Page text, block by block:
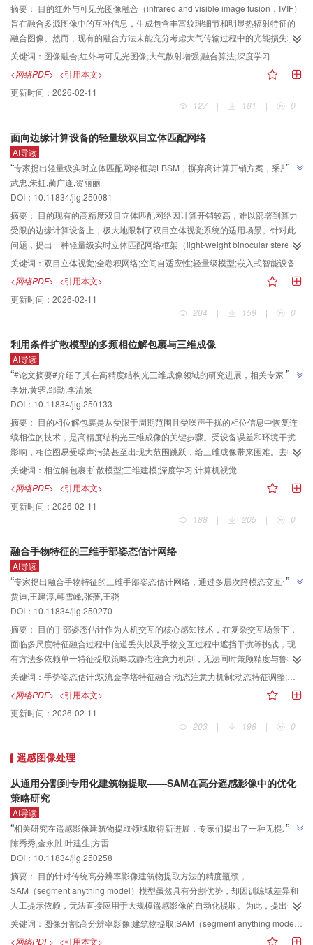
语义丰富性方面的有效性。定性分析表明，该方法在提升描述的时序连贯性和
语义表达能力方面表现优异。结论本文方法有效提升了视频描述模型在复杂动
态环境下的目标语义连续性建模能力，并通过无监督的自适应关键轨迹聚焦学
习方法改善了注意力机制对视频与文本语义关联的能力。
摘要： 目的红外与可见光图像融合（infrared and visible image fusion，IVIF）
旨在融合多源图像中的互补信息，生成包含丰富纹理细节和明显热辐射特征的
融合图像。然而，现有的融合方法未能充分考虑大气传输过程中的光能损失和
散射效应，这对图像质量产生了不利影响，尤其是在光照变化显著的复杂场景
中。方法为克服这一问题，提出一种创新的IVIF框架，将大气散射物理模型与频
域特征组件相结合，精确预测并估计大气散射模型中的关键物理参数——传输
图和大气光。通过这一框架，增强可见光图像，减轻散射和能量衰减的影响。
此外，结合傅里叶变换与空间通道注意力机制，选择性地增强频域中的幅度和
TNO（TNO multiband image data collection）、M3FD（multi-modal fusion
face detection）和VT5000（RGB-T salient object detection dataset
VT5000） 4个公开数据集以及1个极端场景有雾数据集AWMM-100K（all-
weather multi-modality image fusion 100K benchmark）上的实验评估显示，
本文方法在复杂场景中的融合效果优于现有方法，融合图像具有清晰的目标轮
廓和高视觉质量。在定量评估中，与其他深度学习方法相比，本文方法在信息
熵、标准差、空间频率、平均梯度、峰值信噪比和相关系数6项指标上均值分别
提升7.44%、44.22%、97.89%、91.01%、59.15%和83.68%，表明该方法在
目标检测等高层次视觉任务中具有显著优势。结论本研究将传统大气散射模型
度和细节保真度，具有重要的实际应用价值。该方法能够有效减轻大气散射带
来的负面影响，提升图像质量，适用于复杂动态环境中的实际应用，如目标识
别、自动驾驶、遥感监测和安防监控等任务，在实际应用中展现出强大的潜
关键词： 图像融合;红外与可见光图像;大气散射增强;融合算法;深度学习
<网络PDF> <引用本文>
更新时间： 2026-02-11
127
| 181 | 0
面向边缘计算设备的轻量级双目立体匹配网络
AI导读
“专家提出轻量级实时立体匹配网络框架LBSM，摒弃高计算开销方案，采用2D
卷积与轻量化通道注意力机制等，降低计算开销，提升准确性，为边缘计算设
备部署双目立体视觉系统提供新方案。
”
武忠,朱虹,蔺广逢,贺丽丽
DOI：10.11834/jig.250081
摘要： 目的现有的高精度双目立体匹配网络因计算开销较高，难以部署到算力
受限的边缘计算设备上，极大地限制了双目立体视觉系统的适用场景。针对此
问题，提出一种轻量级实时立体匹配网络框架（light-weight binocular stereo
matching framework， LBSM）。方法首先，摒弃了高计算开销的“4D代价体 +
3D卷积”的主流方案，仅采用2D卷积与轻量化通道注意力机制构建了高效的融
合注意力（merged attention， MA）代价聚合模块，在降低计算开销的同时减
少了信息丢失，使得代价聚合过程更加高效；其次，提出空间自适应视差传播
（adaptive disparity propagation， ADP）策略以替代双线性插值，以极低的
端点误差和1像素误差分别降低了21.54%和20.73%，揭示了视差上采样策略在
轻量级模型中的重要性。在上述方法的基础上，构建了仅依赖2D卷积、无需任
何3D卷积层的轻量级模型框架LBSM，通过简单配置即可生成系列模型。结果
实验结果表明，所提模型在大型数据集Scene Flow上以更低的计算开销取得了
更高的准确性（LBSM-L以68.5%的“乘法—累加”操作数取得了明显高于
BGNet（bilateral grid learning network）的准确性），而且在真实道路场景数
据集KITTI 2012（Karlsruhe Institute of Technology and Toyota Technological
Institute at Chicago）和KITTI 2015上分别取得了低至2.41%和2.52%的错误
率，显著优于ADCPNet（adaptive disparity candidates prediction
级立体匹配模型。此外，在嵌入式AI（artificial intelligence）硬件平台上的部
署实测显示，模型处理速度达4.59～20.29帧/s。结论LBSM在计算开销与准确
性之间实现了更好的权衡，能够在低算力边缘计算设备上实时完成双目立体匹
关键词： 双目立体视觉;全卷积网络;空间自适应性;轻量级模型;嵌入式智能设备
<网络PDF> <引用本文>
更新时间： 2026-02-11
204
| 159 | 0
利用条件扩散模型的多频相位解包裹与三维成像
AI导读
“#论文摘要#介绍了其在高精度结构光三维成像领域的研究进展，相关专家提出
了一种基于条件扩散模型的多频相位解包裹方法（DiffPhase），为解决相位图
噪声污染与大范围跳跃问题提供了有效解决方案。
”
李妍,黄霁,邹勤,李清泉
DOI：10.11834/jig.250133
摘要： 目的相位解包裹是从受限于周期范围且受噪声干扰的相位信息中恢复连
续相位的技术，是高精度结构光三维成像的关键步骤。受设备误差和环境干扰
影响，相位图易受噪声污染甚至出现大范围跳跃，给三维成像带来困难。去噪
扩散模型在图像生成方面表现突出，但其主要面向自然图像生成，难以保证几
何模型精度，无法直接应用于相位解包裹与三维重建。此外，现有方法多依赖
单频包裹相位，难以兼顾全局结构与局部细节。方法提出一种基于条件扩散模
型的多频相位解包裹方法（DiffPhase），结合三维成像实现精确的绝对相位重
建。该方法将相位解包裹建模为条件引导生成任务，通过构建与扩散网络对齐
融合到扩散过程，提升局部精度与全局一致性。训练采用两阶段策略，先预训
练特征提取模块学习结构先验，再进行端到端优化以增强预测性能。同时设计
自适应多频输入机制，有效结合低频全局轮廓与高频局部细节，抑制误差传播
并提升鲁棒性。结果在RME-multi（random matrix enlargement-
multifrequency）和MoGR-multi（mixture of Gaussians with ramp-
multifrequency）仿真数据集上，本文方法的归一化均方根误差分别为0.23%、
0.24%；在NYU-phase（New York University-phase）和MS-
phase（middlebury stereo-phase）真实数据集上分别为4.69%、7.50%，优
于对比的8种深度学习及传统方法。在复杂场景中，该方法能在强噪声与遮挡下
充分利用扩散模型的条件生成与全局建模能力，能够在高噪声、高复杂度场景
下获得准确稳健的解包裹结果，有效提升三维重建精度与鲁棒性。
关键词： 相位解包裹;扩散模型;三维建模;深度学习;计算机视觉
<网络PDF> <引用本文>
更新时间： 2026-02-11
188
| 205 | 0
融合手物特征的三维手部姿态估计网络
AI导读
“专家提出融合手物特征的三维手部姿态估计网络，通过多层次跨模态交互优
化，有效提升遮挡场景下的手部姿态估计性能，为复杂交互场景下的人机交互
研究开辟了新方向。”
”
贾迪,王建淳,韩雪峰,张藩,王骁
DOI：10.11834/jig.250270
摘要： 目的手部姿态估计作为人机交互的核心感知技术，在复杂交互场景下，
面临多尺度特征融合过程中信道丢失以及手物交互过程中遮挡干扰等挑战，现
有方法多依赖单一特征提取策略或静态注意力机制，无法同时兼顾精度与鲁棒
性。为此，提出一种融合手物特征的三维手部姿态估计网络（hand object
collaborative enhancement network，HOCEN），旨在通过多层次跨模态交互
优化，提升遮挡场景下的手部姿态估计性能。方法设计双流特征金字塔，通过
双向跨尺度信息聚合捕获局部细节与全局语义依赖，缓解传统特征金字塔的通
道信息丢失问题；给出一种基于外部注意力的动态调整模块，对提取后的手部
合手—物几何约束与语义互补特性，增强跨模态特征对齐能力；通过层级特征
解码器重构精准的手部姿态参数。结果在Dex-YCB（dexterous-YCB）与
HO3D（hand-object 3D）数据集上的实验结果表明，本文方法在遮挡场景下的
手部关节定位精度高于当前的主流模型，在Dex-YCB数据集上，手部姿态估计
指标MPJPE（mean per joint position error）和PA-MPJPE（procrustes-
aligned mean per joint position error）分别达到12.4 mm和5.4 mm，均优于
SemGCN（semantic graph convolutional network）、HFL（harmonious
feature learning）等先进模型，在HO3D数据集上，手部姿态估计指标Join和
Mesh上分别达到9.2 mm和9.1 mm，实现了极低的误差。此外，在Dex-YCB与
HO3D数据集上分别进行消融实验，进一步证明各模块在手—物协同估计指标上
的独立贡献与协同增益。结论本文提出一种基于动态手物交互特征融合的三维
手部姿态估计网络架构，通过跨模态特征协同建模机制有效提升姿态估计精
度。实验结果表明，本文方法在复杂交互场景下具有较高的鲁棒性与泛化能
关键词： 手势姿态估计;双流金字塔特征融合;动态注意力机制;动态特征调整;手物协同增强
<网络PDF> <引用本文>
更新时间： 2026-02-11
203
| 198 | 0
遥感图像处理
从通用分割到专用化建筑物提取——SAM在高分遥感影像中的优化
策略研究
AI导读
“相关研究在遥感影像建筑物提取领域取得新进展，专家们提出了一种无提示—
判别联合模型（SAM-Classifier），实现了通用视觉模型向遥感场景的迁移，完
成了建筑物的自动化高效提取，为解决传统方法精度瓶颈问题提供了新方案。
”
陈秀秀,金永胜,叶建生,方雷
DOI：10.11834/jig.250258
摘要： 目的针对传统高分辨率影像建筑物提取方法的精度瓶颈，
SAM（segment anything model）模型虽然具有分割优势，却因训练域差异和
人工提示依赖，无法直接应用于大规模遥感影像的自动化提取。为此，提出一
种无提示—判别联合模型（SAM-Classifier），实现了通用视觉模型向遥感场景
的迁移，完成了建筑物的自动化高效提取。方法本研究采用了一系列实验来系
关键词： 图像分割;高分辨率影像;建筑物提取;SAM（segment anything model）;提示分割;优化策略
<网络PDF> <引用本文>